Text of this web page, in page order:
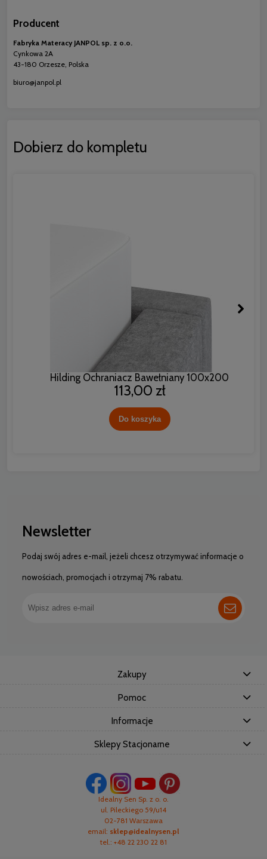
Producent
Fabryka Materacy JANPOL sp. z o.o.
Cynkowa 2A
43-180 Orzesze, Polska
biuro@janpol.pl
Dobierz do kompletu
Hilding Ochraniacz Bawełniany 100x200
113,00 zł
Do koszyka
Newsletter
Podaj swój adres e-mail, jeżeli chcesz otrzymywać informacje o
nowościach, promocjach i otrzymaj 7% rabatu.
Zakupy
Pomoc
Informacje
Sklepy Stacjonarne
Idealny Sen Sp. z o. o.
ul. Pileckiego 59/u14
02-781 Warszawa
email: sklep@idealnysen.pl
tel.: +48 22 230 22 81